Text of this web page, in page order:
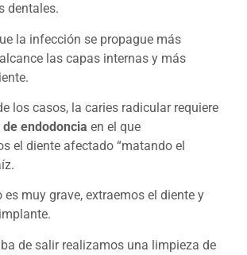
dentales.
la infección se propague más
las capas internas y más
los casos, la caries radicular requiere
endodoncia en el que
el diente afectado “matando el
es muy grave, extraemos el diente y
de salir realizamos una limpieza de